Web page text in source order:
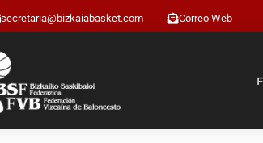
secretaria@bizkaiabasket.com Correo Web